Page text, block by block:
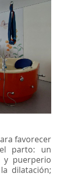
favorecer
parto: un
y puerperio
dilatación;